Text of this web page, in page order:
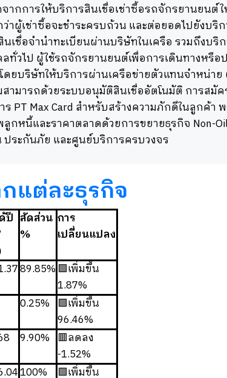
จากการให้บริการสินเชื่อเช่าซื้อรถจักรยานยนต์
าผู้เช่าซื้อจะชำระครบถ้วน และต่อยอดไปยังบริ
เชื่อจำนำทะเบียนผ่านบริษัทในเครือ รวมถึงบริ
วไป ผู้ใช้รถจักรยานยนต์เพื่อการเดินทางหรือ
ยบริษัทให้บริการผ่านเครือข่ายตัวแทนจำหน่าย
สามารถด้วยระบบอนุมัติสินเชื่ออัตโนมัติ การสมั
PT Max Card สำหรับสร้างความภักดีในลูกค้า
กหนี้และราคาตลาดด้วยการขยายธุรกิจ Non-
ประกันภัย และศูนย์บริการครบวงจร
แต่ละธุรกิจ
ปี สัดส่วน
%
การ
เปลี่ยนแปลง
89.85%🟩เพิ่มขึ้น
1.87%
0.25% 🟩เพิ่มขึ้น
96.46%
9.90% 🟥ลดลง
-1.52%
100% 🟩เพิ่มขึ้น